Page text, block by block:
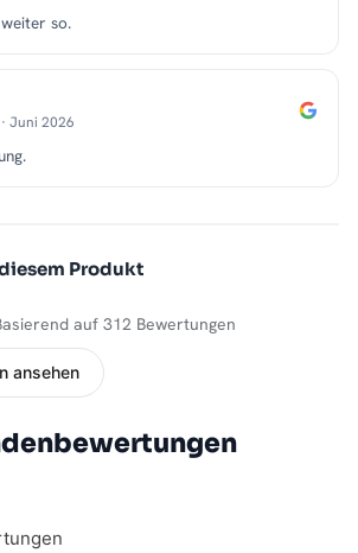
so.
· Juni 2026
Produkt
auf 312 Bewertungen
ansehen